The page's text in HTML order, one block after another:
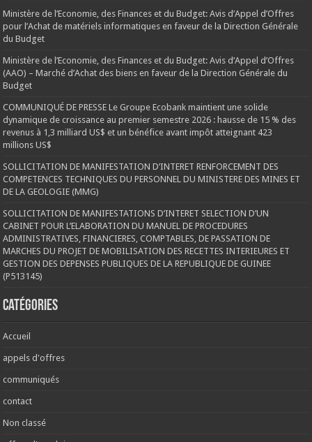
Ministère de l’Economie, des Finances et du Budget: Avis d’Appel d’Offres
pour l’Achat de matériels informatiques en faveur de la Direction Générale
du Budget
Ministère de l’Economie, des Finances et du Budget: Avis d’Appel d’Offres
(AAO) – Marché d’Achat des biens en faveur de la Direction Générale du
Budget
COMMUNIQUÉ DE PRESSE Le Groupe Ecobank maintient une solide
dynamique de croissance au premier semestre 2026 : hausse de 15 % des
revenus à 1,3 milliard US$ et un bénéfice avant impôt atteignant 423
millions US$
SOLLICITATION DE MANIFESTATION D’INTERET RENFORCEMENT DES
COMPETENCES TECHNIQUES DU PERSONNEL DU MINISTERE DES MINES ET
DE LA GEOLOGIE (MMG)
SOLLICITATION DE MANIFESTATIONS D’INTERET SELECTION D’UN
CABINET POUR L’ELABORATION DU MANUEL DE PROCEDURES
ADMINISTRATIVES, FINANCIERES, COMPTABLES, DE PASSATION DE
MARCHES DU PROJET DE MOBILISATION DES RECETTES INTERIEURES ET
GESTION DES DEPENSES PUBLIQUES DE LA REPUBLIQUE DE GUINEE
(P513145)
Catégories
Accueil
appels d'offres
communiqués
contact
Non classé